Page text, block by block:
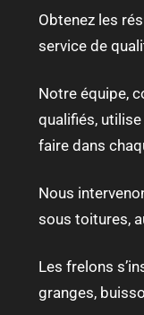
Obtenez les
service de
Notre équipe,
qualifiés,
faire dans
Nous
sous toitures,
Les frelons
granges,